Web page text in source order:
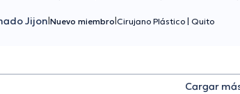
Jijon Nuevo miembro Cirujano Plástico Quito
Cargar